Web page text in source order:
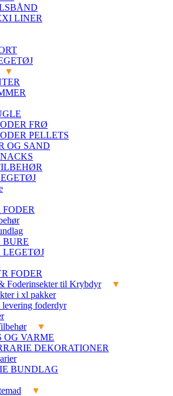
LINER
FRØ
PELLETS
OG SAND
BURE
LEGETØJ
FODER
Foderinsekter til Krybdyr
i xl pakker
levering foderdyr
OG VARME
DEKORATIONER
BUNDLAG